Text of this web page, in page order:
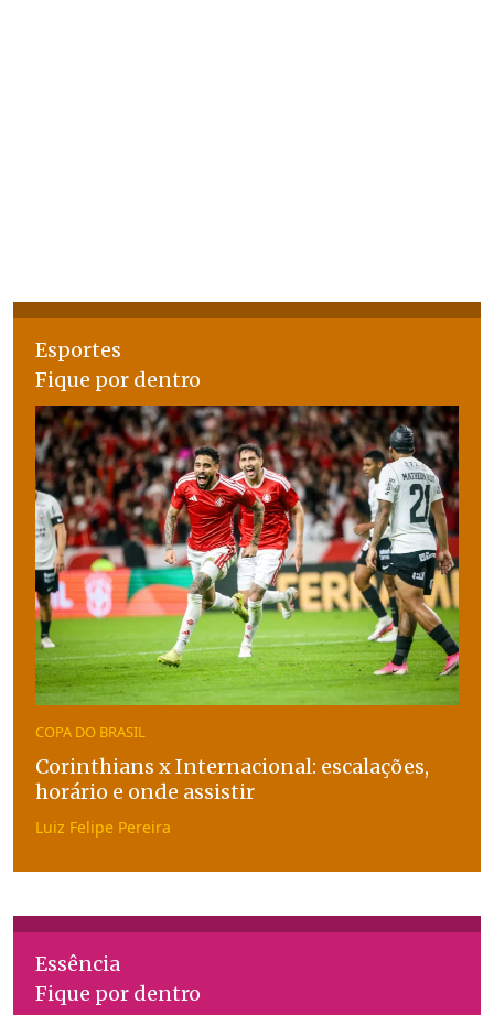
Esportes
Fique por dentro
COPA DO BRASIL
Corinthians x Internacional: escalações,
horário e onde assistir
Luiz Felipe Pereira
Essência
Fique por dentro